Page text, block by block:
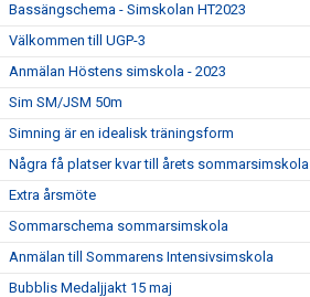
Bassängschema - Simskolan HT2023
Välkommen till UGP-3
Anmälan Höstens simskola - 2023
Sim SM/JSM 50m
Simning är en idealisk träningsform
Några få platser kvar till årets sommarsimskola
Extra årsmöte
Sommarschema sommarsimskola
Anmälan till Sommarens Intensivsimskola
Bubblis Medaljjakt 15 maj